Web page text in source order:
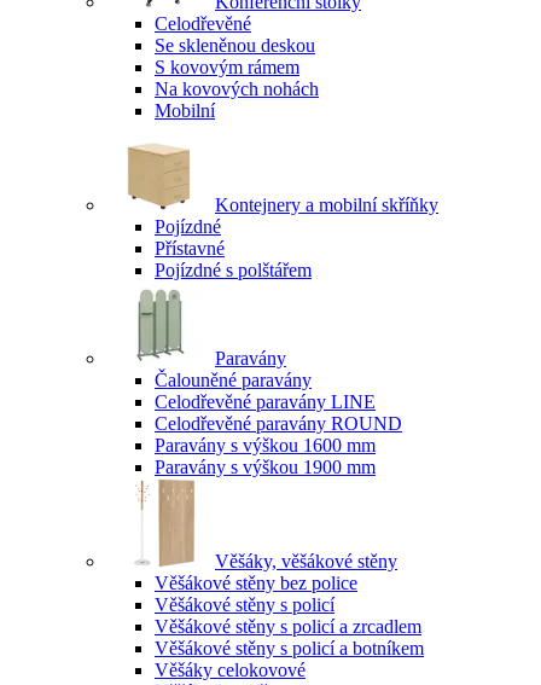
Celodřevěné
Se skleněnou deskou
S kovovým rámem
Na kovových nohách
Mobilní
Kontejnery a mobilní skříňky
Pojízdné
Přístavné
Pojízdné s polštářem
Paravány
Čalouněné paravány
Celodřevěné paravány LINE
Celodřevěné paravány ROUND
Paravány s výškou 1600 mm
Paravány s výškou 1900 mm
Věšáky, věšákové stěny
Věšákové stěny bez police
Věšákové stěny s policí
Věšákové stěny s policí a zrcadlem
Věšákové stěny s policí a botníkem
Věšáky celokovové